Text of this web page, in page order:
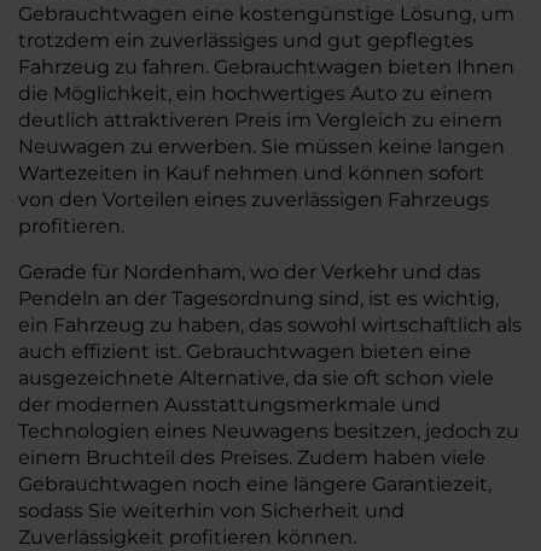
Gebrauchtwagen eine kostengünstige Lösung, um
trotzdem ein zuverlässiges und gut gepflegtes
Fahrzeug zu fahren. Gebrauchtwagen bieten Ihnen
die Möglichkeit, ein hochwertiges Auto zu einem
deutlich attraktiveren Preis im Vergleich zu einem
Neuwagen zu erwerben. Sie müssen keine langen
Wartezeiten in Kauf nehmen und können sofort
von den Vorteilen eines zuverlässigen Fahrzeugs
profitieren.
Gerade für Nordenham, wo der Verkehr und das
Pendeln an der Tagesordnung sind, ist es wichtig,
ein Fahrzeug zu haben, das sowohl wirtschaftlich als
auch effizient ist. Gebrauchtwagen bieten eine
ausgezeichnete Alternative, da sie oft schon viele
der modernen Ausstattungsmerkmale und
Technologien eines Neuwagens besitzen, jedoch zu
einem Bruchteil des Preises. Zudem haben viele
Gebrauchtwagen noch eine längere Garantiezeit,
sodass Sie weiterhin von Sicherheit und
Zuverlässigkeit profitieren können.